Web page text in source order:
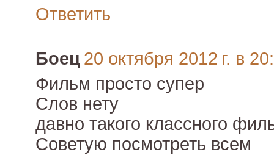
Ответить
Боец 20 октября 2012 г. в
Фильм просто супер
Слов нету
давно такого классного
Советую посмотреть всем